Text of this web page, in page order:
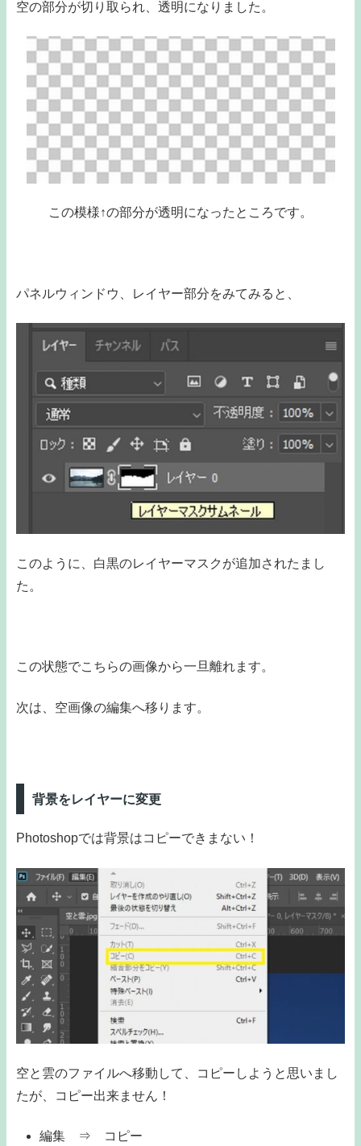
空の部分が切り取られ、透明になりました。
この模様↑の部分が透明になったところです。
パネルウィンドウ、レイヤー部分をみてみると、
このように、白黒のレイヤーマスクが追加されたまし
た。
この状態でこちらの画像から一旦離れます。
次は、空画像の編集へ移ります。
背景をレイヤーに変更
Photoshopでは背景はコピーできまない！
空と雲のファイルへ移動して、コピーしようと思いまし
たが、コピー出来ません！
編集 ⇒ コピー